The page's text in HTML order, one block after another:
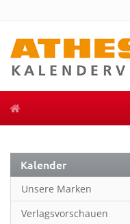
Kalender
Unsere Marken
Verlagsvorschauen